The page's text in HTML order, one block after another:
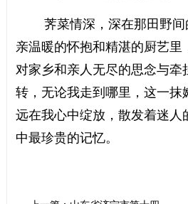
荠菜情深，深在那田野
亲温暖的怀抱和精湛的厨艺里
对家乡和亲人无尽的思念与牵
转，无论我走到哪里，这一抹
远在我心中绽放，散发着迷人
中最珍贵的记忆。